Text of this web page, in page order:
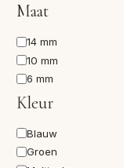
Maat
Maat14 mm
10 mm
6 mm
Kleur
Kleur
Blauw
Groen